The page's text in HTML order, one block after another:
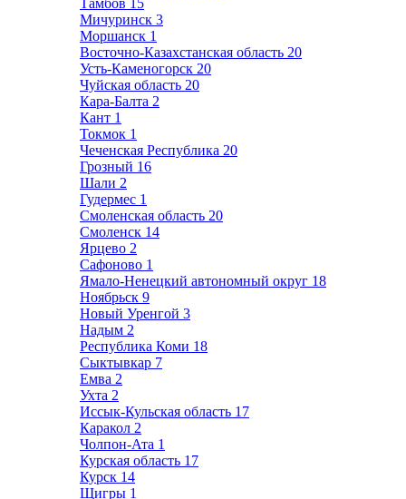
Тамбов 15
Мичуринск 3
Моршанск 1
Восточно-Казахстанская область 20
Усть-Каменогорск 20
Чуйская область 20
Кара-Балта 2
Кант 1
Токмок 1
Чеченская Республика 20
Грозный 16
Шали 2
Гудермес 1
Смоленская область 20
Смоленск 14
Ярцево 2
Сафоново 1
Ямало-Ненецкий автономный округ 18
Ноябрьск 9
Новый Уренгой 3
Надым 2
Республика Коми 18
Сыктывкар 7
Емва 2
Ухта 2
Иссык-Кульская область 17
Каракол 2
Чолпон-Ата 1
Курская область 17
Курск 14
Щигры 1